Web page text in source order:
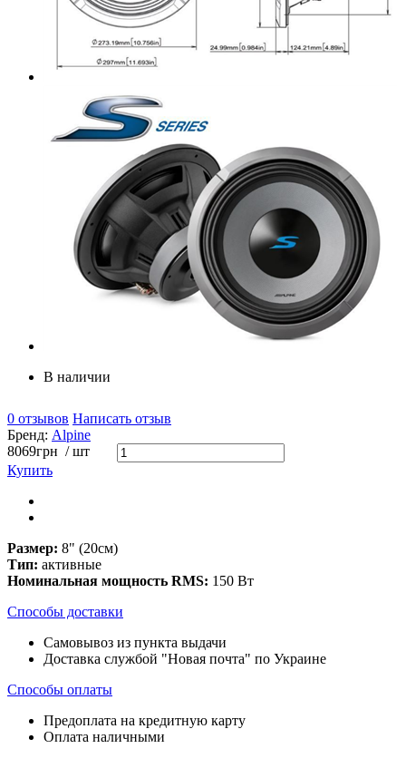
В наличии
0 отзывов Написать отзыв
Бренд: Alpine
8069грн / шт
Купить
Размер: 8" (20см)
Тип: активные
Номинальная мощность RMS: 150 Вт
Способы доставки
Самовывоз из пункта выдачи
Доставка службой "Новая почта" по Украине
Способы оплаты
Предоплата на кредитную карту
Оплата наличными